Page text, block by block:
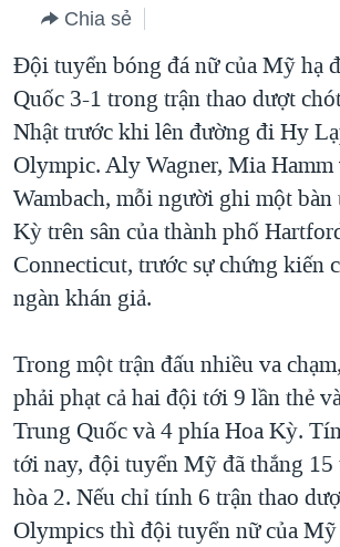
chính
điều
hướng
chính
Đi
tới
"Tìm"
BLOG
DIỄN ĐÀN
MỤC
TỰ DO BÁO CHÍ
VẠCH TRẦN TIN GIẢ
NGƯỜI VIỆT HẢI NGOẠI
ĐỜI SỐNG
KHOA HỌC
SỨC KHOẺ
VĂN HOÁ
THỂ THAO
CHUYÊN ĐỀ
CHIẾN TRANH THƯƠNG MẠI CỦA MỸ:
HÀNH TRÌNH BẦU CỬ 2024
MỘT NĂM CHIẾN TRANH TẠI DẢI GAZA
NGÀY TỊ NẠN THẾ GIỚI
TRỊNH VĨNH BÌNH - NGƯỜI HẠ 'BÊN
GROUND ZERO – XƯA VÀ NAY
CHI PHÍ CHIẾN TRANH AFGHANISTAN
CÁC GIÁ TRỊ CỘNG HÒA Ở VIỆT NAM
HỌC TIẾNG ANH
VIDEO
NGHE
Ngôn ngữ khác
Chia sẻ
Đội tuyển bóng đá nữ của Mỹ hạ
Quốc 3-1 trong trận thao dượt
Nhật trước khi lên đường đi Hy
Olympic. Aly Wagner, Mia
Wambach, mỗi người ghi một bàn
Kỳ trên sân của thành phố
Connecticut, trước sự chứng kiến
ngàn khán giả.
Trong một trận đấu nhiều va
phải phạt cả hai đội tới 9 lần thẻ
Trung Quốc và 4 phía Hoa Kỳ.
tới nay, đội tuyển Mỹ đã thắng 15
hòa 2. Nếu chỉ tính 6 trận thao
Olympics thì đội tuyển nữ của Mỹ